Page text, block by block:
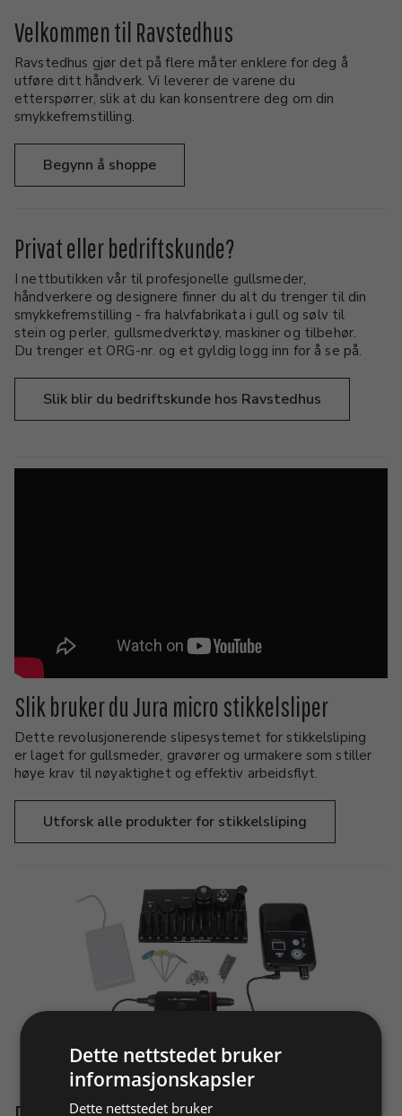
Velkommen til Ravstedhus
Ravstedhus gjør det på flere måter enklere for deg å
utføre ditt håndverk. Vi leverer de varene du
etterspørrer, slik at du kan konsentrere deg om din
smykkefremstilling.
Begynn å shoppe
Privat eller bedriftskunde?
I nettbutikken vår til profesjonelle gullsmeder,
håndverkere og designere finner du alt du trenger til din
smykkefremstilling - fra halvfabrikata i gull og sølv til
stein og perler, gullsmedverktøy, maskiner og tilbehør.
Du trenger et ORG-nr. og et gyldig logg inn for å se på.
Slik blir du bedriftskunde hos Ravstedhus
Slik bruker du Jura micro stikkelsliper
Dette revolusjonerende slipesystemet for stikkelsliping
er laget for gullsmeder, gravører og urmakere som stiller
høye krav til nøyaktighet og effektiv arbeidsflyt.
Utforsk alle produkter for stikkelsliping
Dette nettstedet bruker
informasjonskapsler
Dette nettstedet bruker